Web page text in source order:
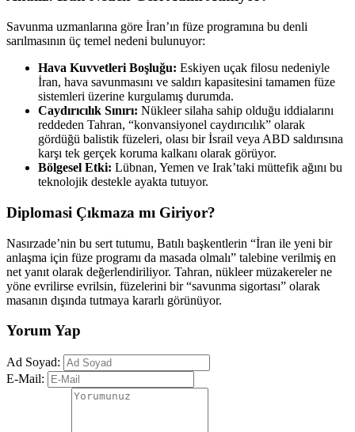
Savunma uzmanlarına göre İran’ın füze programına bu denli
sarılmasının üç temel nedeni bulunuyor:
Hava Kuvvetleri Boşluğu: Eskiyen uçak filosu nedeniyle
İran, hava savunmasını ve saldırı kapasitesini tamamen füze
sistemleri üzerine kurgulamış durumda.
Caydırıcılık Sınırı: Nükleer silaha sahip olduğu iddialarını
reddeden Tahran, “konvansiyonel caydırıcılık” olarak
gördüğü balistik füzeleri, olası bir İsrail veya ABD saldırısına
karşı tek gerçek koruma kalkanı olarak görüyor.
Bölgesel Etki: Lübnan, Yemen ve Irak’taki müttefik ağını bu
teknolojik destekle ayakta tutuyor.
Diplomasi Çıkmaza mı Giriyor?
Nasırzade’nin bu sert tutumu, Batılı başkentlerin “İran ile yeni bir
anlaşma için füze programı da masada olmalı” talebine verilmiş en
net yanıt olarak değerlendiriliyor. Tahran, nükleer müzakereler ne
yöne evrilirse evrilsin, füzelerini bir “savunma sigortası” olarak
masanın dışında tutmaya kararlı görünüyor.
Yorum Yap
Ad Soyad:
E-Mail: